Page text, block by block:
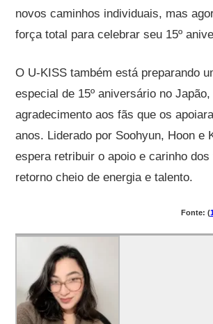
novos caminhos individuais, mas
força total para celebrar seu 15º
O U-KISS também está preparando
especial de 15º aniversário no
agradecimento aos fãs que os
anos. Liderado por Soohyun, Hoon e
espera retribuir o apoio e carinho
retorno cheio de energia e talento.
Fonte: (